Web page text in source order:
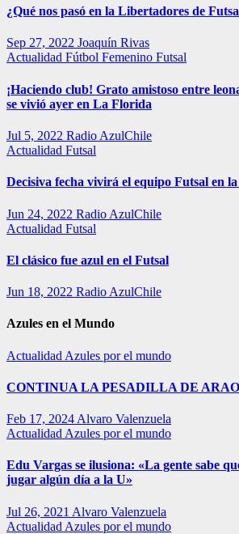
¿Qué nos pasó en la Libertadores de
Sep 27, 2022 Joaquín Rivas
Actualidad Fútbol Femenino Futsal
¡Haciendo club! Grato amistoso entre
se vivió ayer en La Florida
Jul 5, 2022 Radio AzulChile
Actualidad Futsal
Decisiva fecha vivirá el equipo Futsal en
Jun 24, 2022 Radio AzulChile
Actualidad Futsal
El clásico fue azul en el Futsal
Jun 18, 2022 Radio AzulChile
Azules en el Mundo
Actualidad Azules por el mundo
CONTINUA LA PESADILLA DE
Feb 17, 2024 Alvaro Valenzuela
Actualidad Azules por el mundo
Edu Vargas se ilusiona: «La gente sabe
jugar algún día a la U»
Jul 26, 2021 Alvaro Valenzuela
Actualidad Azules por el mundo